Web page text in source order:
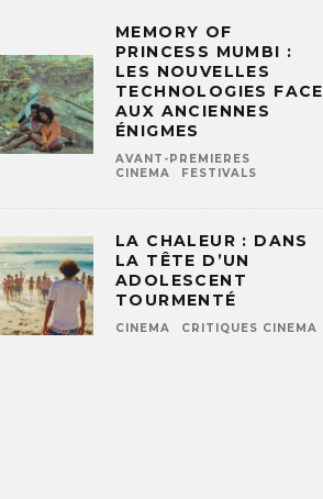
MEMORY OF
PRINCESS MUMBI :
LES NOUVELLES
TECHNOLOGIES FACE
AUX ANCIENNES
ÉNIGMES
AVANT-PREMIERES
CINEMA
FESTIVALS
LA CHALEUR : DANS
LA TÊTE D’UN
ADOLESCENT
TOURMENTÉ
CINEMA CRITIQUES CINEMA